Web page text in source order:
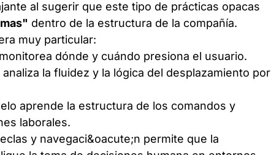
al sugerir que este tipo de prácticas opacas
dentro de la estructura de la compañía.
muy particular:
dónde y cuándo presiona el usuario.
analiza la fluidez y la lógica del desplazamiento por
aprende la estructura de los comandos y
laborales.